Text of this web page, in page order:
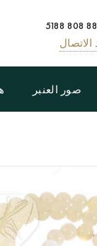
صور العنبر